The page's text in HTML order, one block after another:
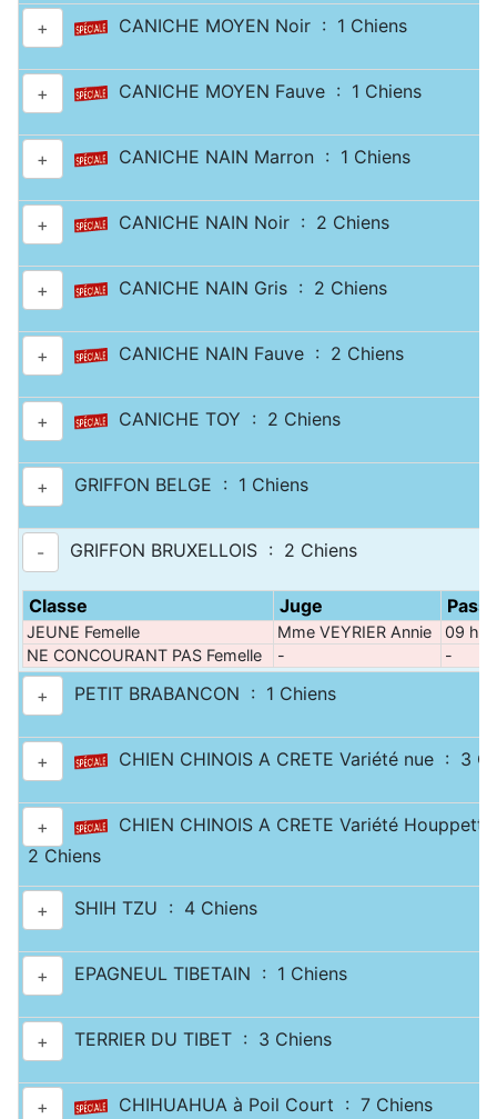
+ CANICHE MOYEN Noir : 1 Chiens
+ CANICHE MOYEN Fauve : 1 Chiens
+ CANICHE NAIN Marron : 1 Chiens
+ CANICHE NAIN Noir : 2 Chiens
+ CANICHE NAIN Gris : 2 Chiens
+ CANICHE NAIN Fauve : 2 Chiens
+ CANICHE TOY : 2 Chiens
+ GRIFFON BELGE : 1 Chiens
- GRIFFON BRUXELLOIS : 2 Chiens
Classe Juge
JEUNE Femelle Mme VEYRIER Annie
09 h
NE CONCOURANT PAS Femelle
- -
+ PETIT BRABANCON : 1 Chiens
+ CHIEN CHINOIS A CRETE Variété nue : 3
+
CHIEN CHINOIS A CRETE Variété
2 Chiens
+ SHIH TZU : 4 Chiens
+ EPAGNEUL TIBETAIN : 1 Chiens
+ TERRIER DU TIBET : 3 Chiens
+ CHIHUAHUA à Poil Court : 7 Chiens